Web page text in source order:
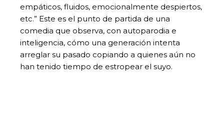
empáticos, fluidos, emocionalmente despiertos,
etc.” Este es el punto de partida de una
comedia que observa, con autoparodia e
inteligencia, cómo una generación intenta
arreglar su pasado copiando a quienes aún no
han tenido tiempo de estropear el suyo.